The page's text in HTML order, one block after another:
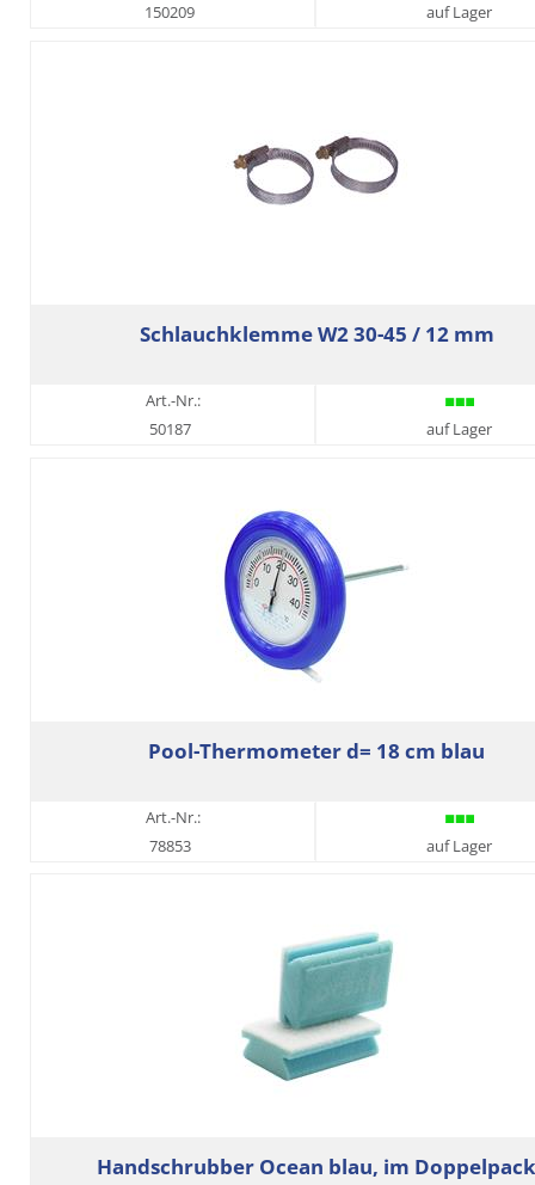
150209
auf Lager
Schlauchklemme W2 30-45 / 12 mm
Art.-Nr.:
50187
auf Lager
Pool-Thermometer d= 18 cm blau
Art.-Nr.:
78853
auf Lager
Handschrubber Ocean blau, im Doppelpack